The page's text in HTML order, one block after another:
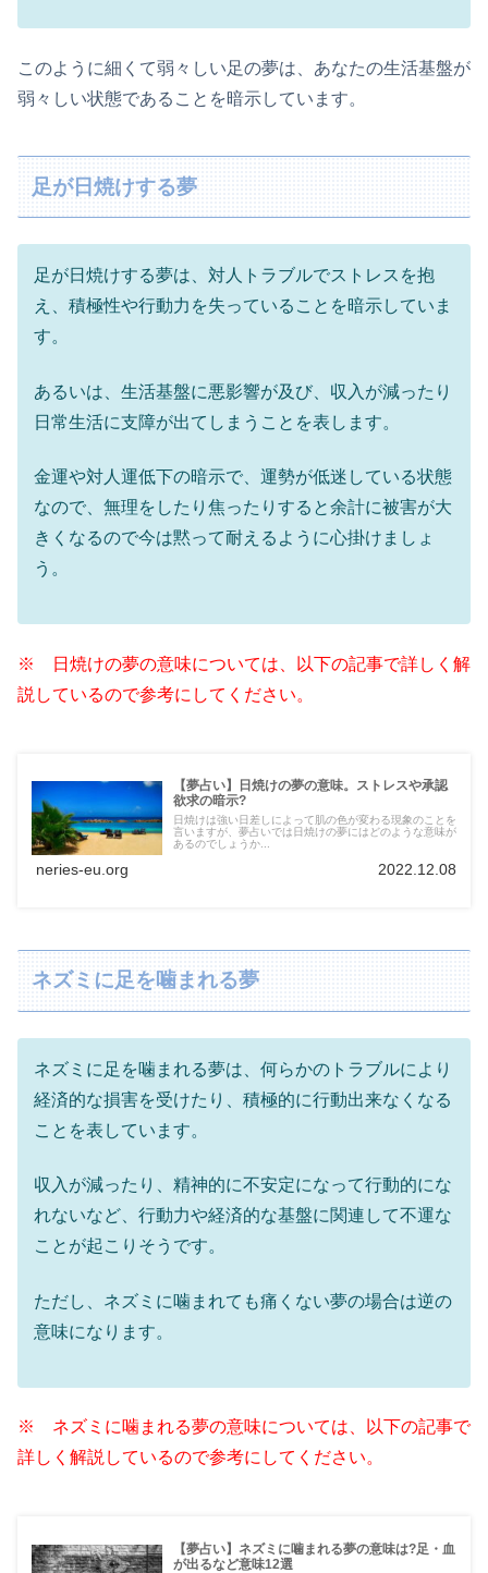
このように細くて弱々しい足の夢は、あなたの生活基盤が
弱々しい状態であることを暗示しています。
足が日焼けする夢
足が日焼けする夢は、対人トラブルでストレスを抱
え、積極性や行動力を失っていることを暗示していま
す。
あるいは、生活基盤に悪影響が及び、収入が減ったり
日常生活に支障が出てしまうことを表します。
金運や対人運低下の暗示で、運勢が低迷している状態
なので、無理をしたり焦ったりすると余計に被害が大
きくなるので今は黙って耐えるように心掛けましょ
う。
※ 日焼けの夢の意味については、以下の記事で詳しく解
説しているので参考にしてください。
【夢占い】日焼けの夢の意味。ストレスや承認
欲求の暗示?
日焼けは強い日差しによって肌の色が変わる現象のことを
言いますが、夢占いでは日焼けの夢にはどのような意味が
あるのでしょうか...
neries-eu.org 2022.12.08
ネズミに足を噛まれる夢
ネズミに足を噛まれる夢は、何らかのトラブルにより
経済的な損害を受けたり、積極的に行動出来なくなる
ことを表しています。
収入が減ったり、精神的に不安定になって行動的にな
れないなど、行動力や経済的な基盤に関連して不運な
ことが起こりそうです。
ただし、ネズミに噛まれても痛くない夢の場合は逆の
意味になります。
※ ネズミに噛まれる夢の意味については、以下の記事で
詳しく解説しているので参考にしてください。
【夢占い】ネズミに噛まれる夢の意味は?足・血
が出るなど意味12選